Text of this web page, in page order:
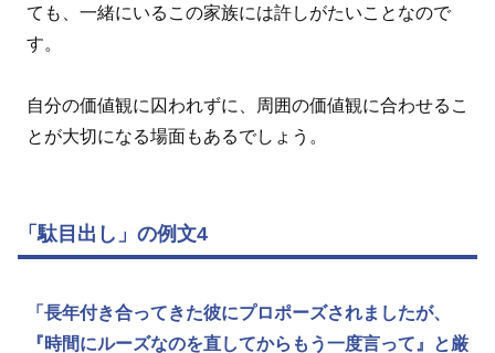
ても、一緒にいるこの家族には許しがたいことなので
す。
自分の価値観に囚われずに、周囲の価値観に合わせるこ
とが大切になる場面もあるでしょう。
「駄目出し」の例文4
「長年付き合ってきた彼にプロポーズされましたが、
『時間にルーズなのを直してからもう一度言って』と厳